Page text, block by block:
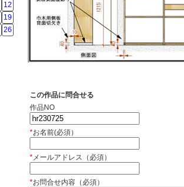
12
19
26
この作品に問合せる
作品NO
*お名前(必須）
*メールアドレス（必須）
*お問合せ内容（必須）